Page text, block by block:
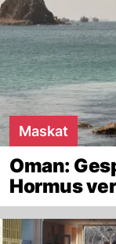
Maskat
Oman:
Hormus